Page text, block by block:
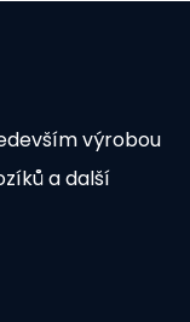
výrobou
a další